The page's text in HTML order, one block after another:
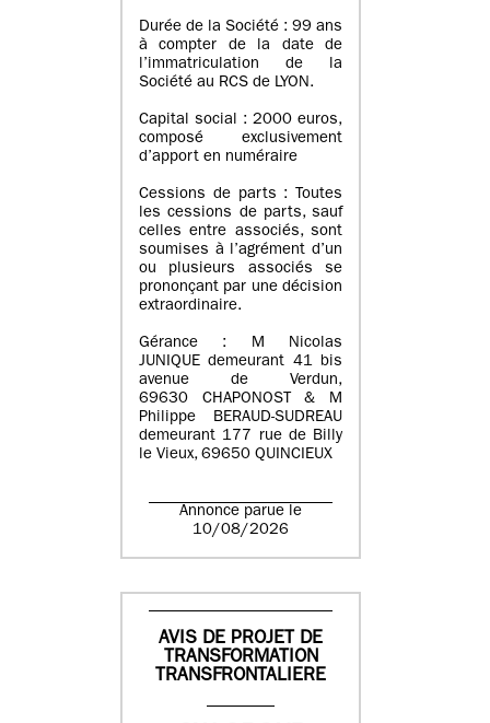
Durée de la Société : 99 ans
à compter de la date de
l’immatriculation de la
Société au RCS de LYON.
Capital social : 2000 euros,
composé exclusivement
d’apport en numéraire
Cessions de parts : Toutes
les cessions de parts, sauf
celles entre associés, sont
soumises à l’agrément d’un
ou plusieurs associés se
prononçant par une décision
extraordinaire.
Gérance : M Nicolas
JUNIQUE demeurant 41 bis
avenue de Verdun,
69630 CHAPONOST & M
Philippe BERAUD-SUDREAU
demeurant 177 rue de Billy
le Vieux, 69650 QUINCIEUX
Annonce parue le
10/08/2026
AVIS DE PROJET DE
TRANSFORMATION
TRANSFRONTALIERE